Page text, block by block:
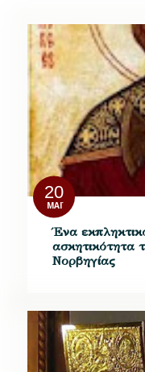
20
ΜΆΙ
Ένα
ασκητικότητα
Νορβηγίας